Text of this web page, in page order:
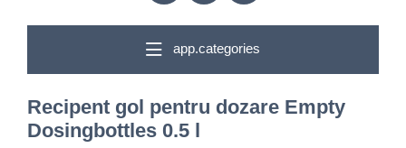
app.categories
Recipent gol pentru dozare Empty
Dosingbottles 0.5 l